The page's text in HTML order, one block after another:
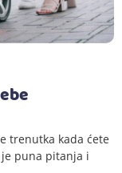
trenutka kada ćete
puna pitanja i